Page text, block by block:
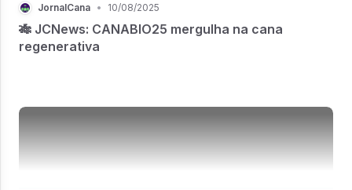
JornalCana • 10/08/2025
🎋 JCNews: CANABIO25 mergulha na cana
regenerativa